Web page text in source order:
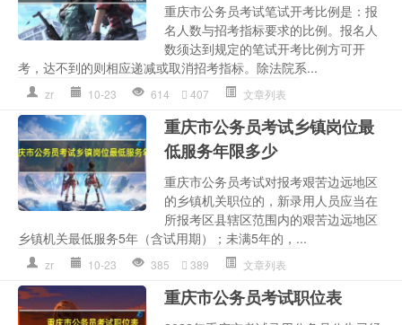
重庆市公务员考试笔试开考比例是：报
名人数与招考指标要求的比例。报名人
数须达到规定的笔试开考比例方可开
考，达不到的则相应递减或取消招考指标。除法院系...
zr 10-23 614 407 文章列表
重庆市公务员考试乡镇岗位最
低服务年限多少
重庆市公务员考试对报考艰苦边远地区
的乡镇机关职位的，新录用人员应当在
所报考区县辖区范围内的艰苦边远地区
乡镇机关最低服务5年（含试用期）；未满5年的，...
zr 10-23 385 389 文章列表
重庆市公务员考试职位表